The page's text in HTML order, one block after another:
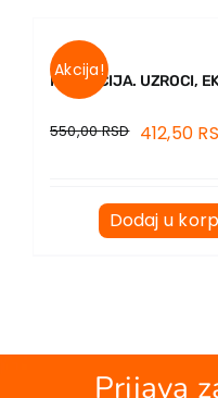
Akcija!
KORUPCIJA. UZROCI,
550,00RSD 412,50
Dodaj u
Prijava